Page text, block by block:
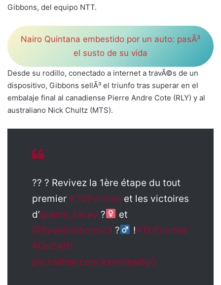
Gibbons, del equipo NTT.
Nairo Quintana embestido por un auto: pasÃ³
el susto de su vida
Desde su rodillo, conectado a internet a travÃ©s de un
dispositivo, Gibbons sellÃ³ el triunfo tras superar en el
embalaje final al canadiense Pierre Andre Cote (RLY) y al
australiano Nick Chultz (MTS).
?? ? Revivez la 1ère étape du tout
premier #TDFvirtual et les victoires
d’@april_tacey ?‍
et
@RyanGibbons23 ?‍ !#TDFunited
#GoZwift
pic.twitter.com/kxmriawby0